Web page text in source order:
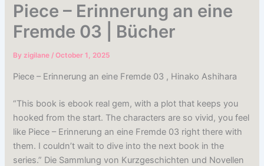
Piece – Erinnerung an eine
Fremde 03 | Bücher
Byzigilane/October 1, 2025
Piece – Erinnerung an eine Fremde 03 , Hinako Ashihara
“This book is ebook real gem, with a plot that keeps you
hooked from the start. The characters are so vivid, you feel
like Piece – Erinnerung an eine Fremde 03 right there with
them. I couldn’t wait to dive into the next book in the
series.” Die Sammlung von Kurzgeschichten und Novellen